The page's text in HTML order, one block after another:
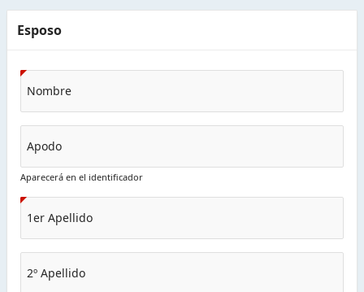
Esposo
Nombre
Apodo
Aparecerá en el identificador
1er Apellido
2º Apellido